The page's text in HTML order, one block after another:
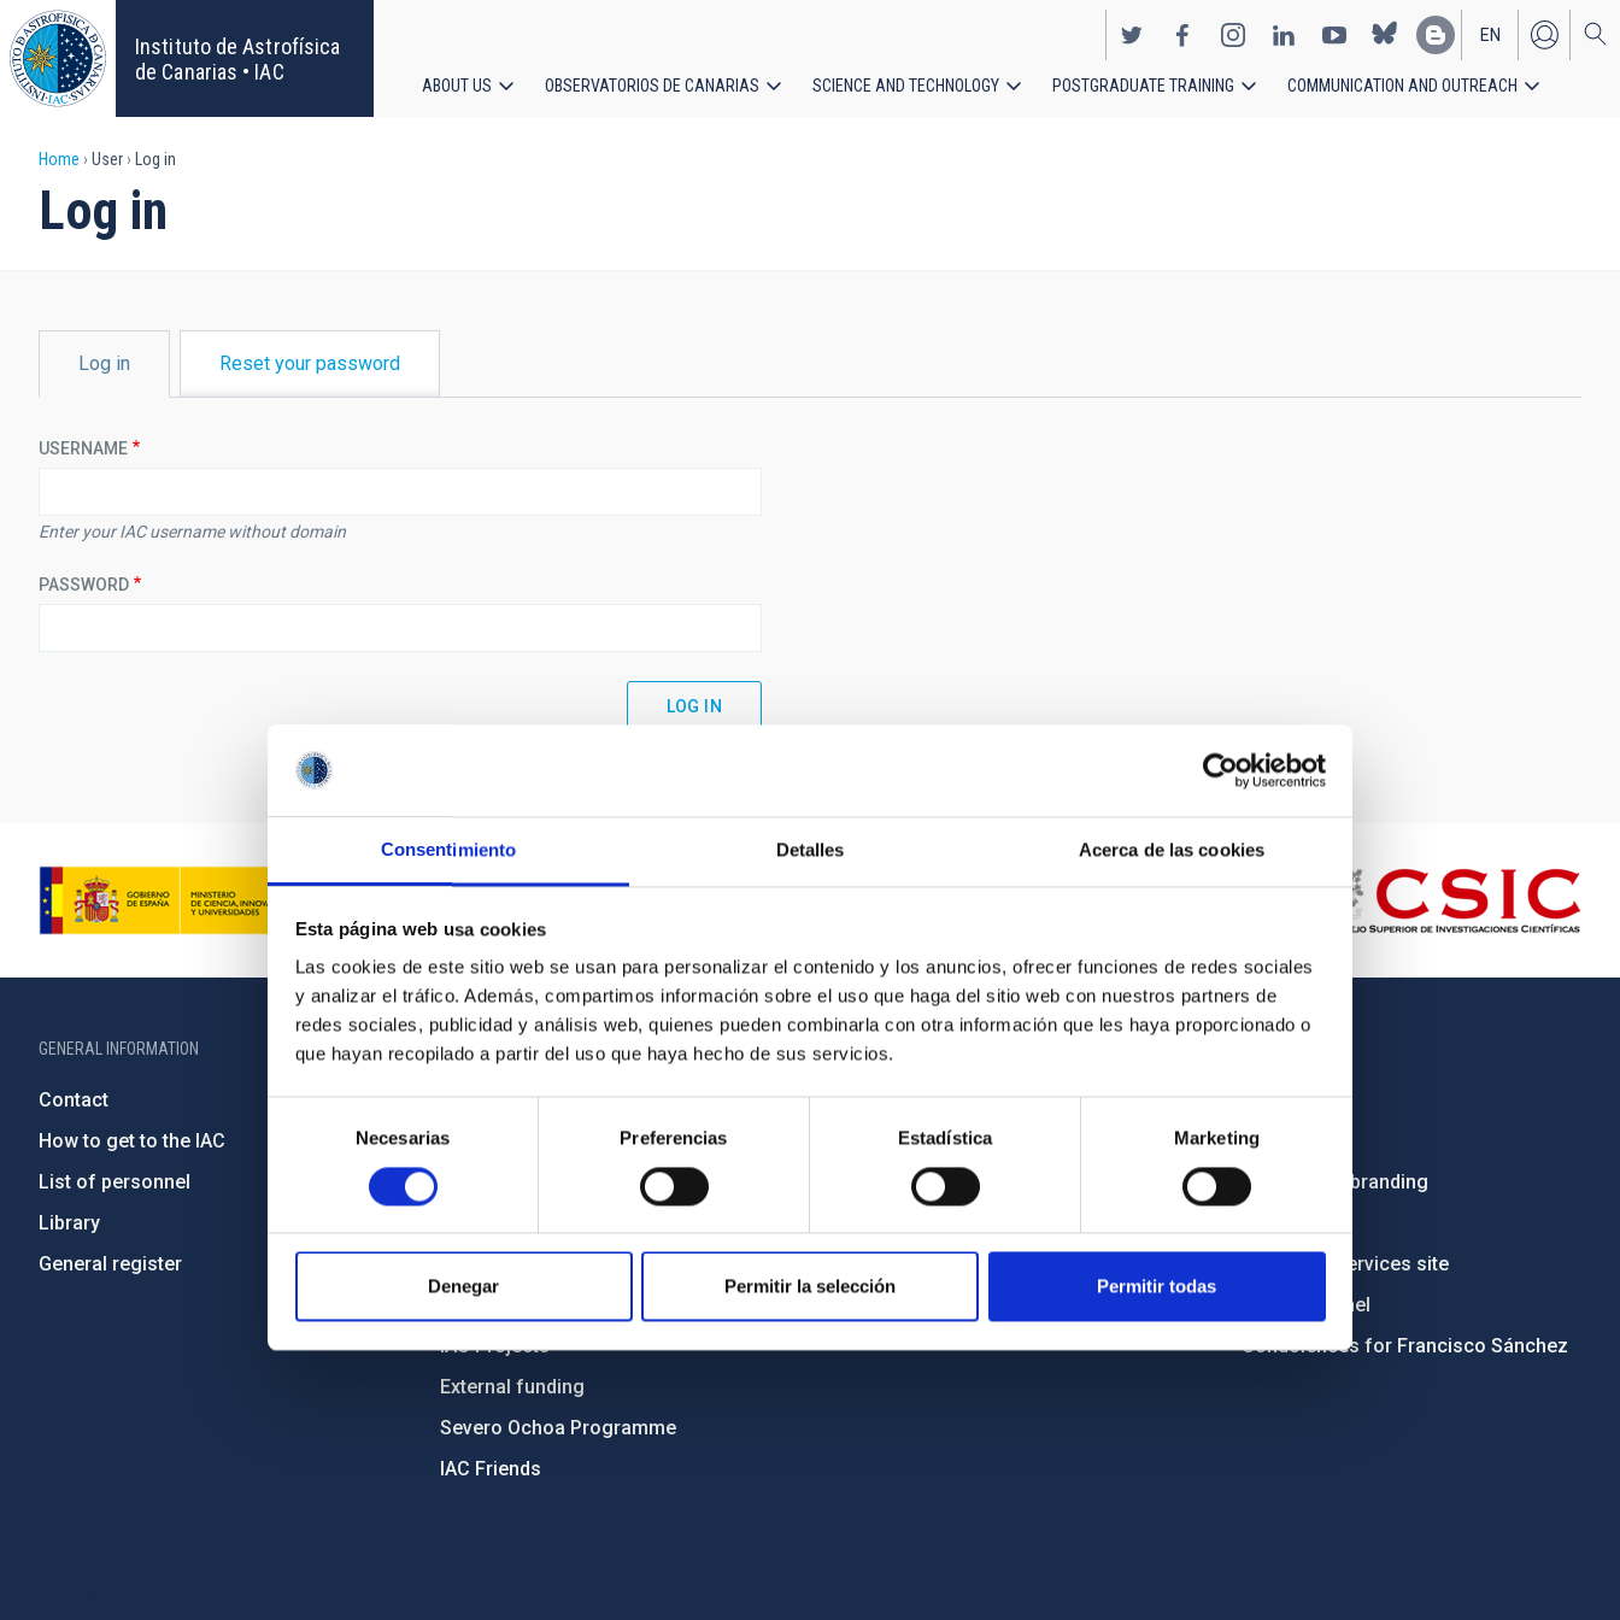
Consentimiento Detalles Acerca de las cookies
Esta página web usa cookies
Las cookies de este sitio web se usan para personalizar el contenido y los anuncios, ofrecer funciones de redes sociales
y analizar el tráfico. Además, compartimos información sobre el uso que haga del sitio web con nuestros partners de
redes sociales, publicidad y análisis web, quienes pueden combinarla con otra información que les haya proporcionado o
que hayan recopilado a partir del uso que haya hecho de sus servicios.
consentimiento
Necesarias Preferencias Estadística Marketing
Denegar Permitir la selección Permitir todas
Skip
to
main
content
Instituto de Astrofísica
de Canarias • IAC
EN
ES
ABOUT US OBSERVATORIOS DE CANARIAS SCIENCE AND TECHNOLOGY POSTGRADUATE TRAINING COMMUNICATION AND OUTREACH
Breadcrumb
Home User Log in
Log in
TABSLog in Reset your password
USERNAME
Enter your IAC username without domain
PASSWORD
GENERAL INFORMATION
Contact
How to get to the IAC
List of personnel
Library
General register
ABOUT THE IAC
Legislation
Transparency
Code of ethics and anti-fraud policy
Environment and Sustainability
Forever IAC
IAC Projects
External funding
Severo Ochoa Programme
IAC Friends
IAC PORTAL
Sitemap
Privacy policy
Legal notice
Employment
Tenders
Institutional branding
Electronic services site
Ethics channel
Condolences for Francisco Sánchez